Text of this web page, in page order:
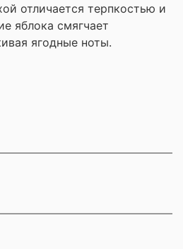
отличается терпкостью и
яблока смягчает
ягодные ноты.